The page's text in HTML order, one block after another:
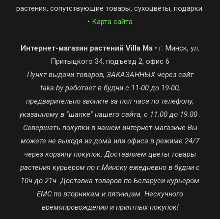
растения, сопутствующие товары, сухоцветы, подарки.
• Карта сайта
Интернет-магазин растений Villa Ma • г. Минск, ул.
Притыцкого 34, подъезд 2, офис 6
Пункт выдачи товаров, ЗАКАЗАННЫХ через сайт
taka.by работает в будни с 11-00 до 19-00,
предварительно звоните за пол часа по телефону,
указанному в "шапке" нашего сайта, с 11.00 до 19.00 .
Совершать покупки в нашем интернет-магазине Вы
можете не выходя из дома или офиса в режиме 24/7
через корзину покупок. Доставляем цветы товары
растения курьером по г.Минску ежедневно в будни с
10ч до 21ч. Доставка товаров по Беларуси курьером
ЕМС по вторникам и пятницам. Нескучного
времяпровождения и приятных покупок!